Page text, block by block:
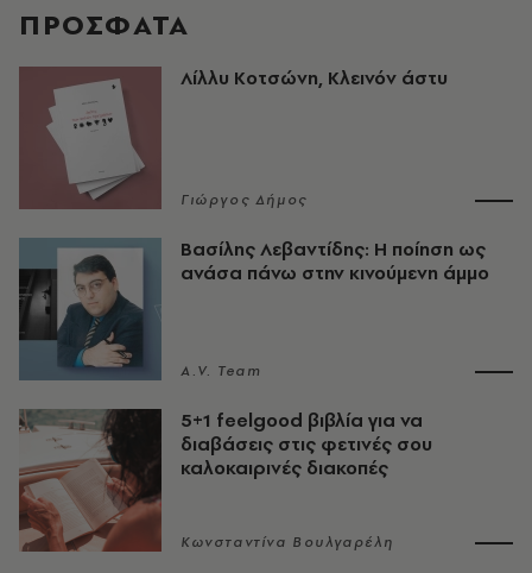
ΠΡΟΣΦΑΤΑ
Λίλλυ Κοτσώνη, Κλεινόν άστυ
Γιώργος Δήμος
Βασίλης Λεβαντίδης: Η ποίηση ως
ανάσα πάνω στην κινούμενη άμμο
A.V. Team
5+1 feelgood βιβλία για να
διαβάσεις στις φετινές σου
καλοκαιρινές διακοπές
Κωνσταντίνα Βουλγαρέλη